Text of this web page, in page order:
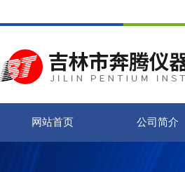
网站首页 公司简介